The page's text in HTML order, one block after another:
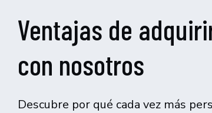
Ventajas de
con nosotros
Descubre por qué cada vez más